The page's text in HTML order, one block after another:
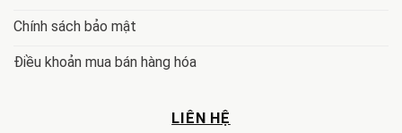
Chính sách bảo mật
Điều khoản mua bán hàng hóa
LIÊN HỆ